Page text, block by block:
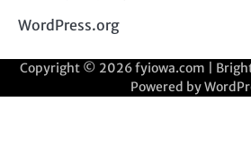
WordPress.org
Copyright © 2026fyiowa.com |
Powered by